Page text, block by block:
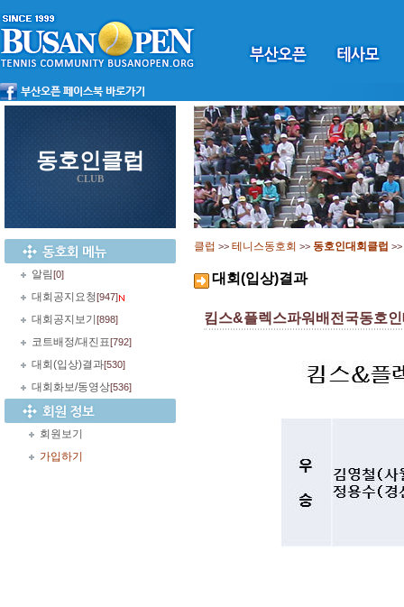
동호인클럽
CLUB
알림[0]
대회공지요청[947]
대회공지보기 [898]
코트배정/대진표[792]
대회(입상)결과[530]
대회화보/동영상[536]
회원보기
가입하기
클럽 >> 테니스동호회 >> 동호인대회클럽 >>
대회(입상)결과
킴스&플렉스파워배전국동호